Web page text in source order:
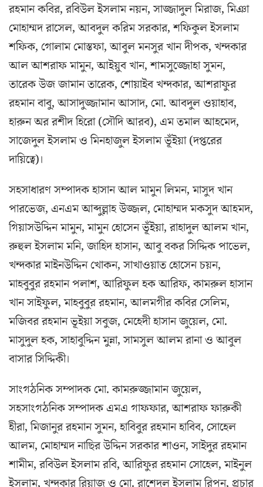
রহমান কবির, রবিউল ইসলাম নয়ন, সাজ্জাদুল মিরাজ, মিঞা
মোহাম্মদ রাসেল, আবদুল করিম সরকার, শফিকুল ইসলাম
শফিক, গোলাম মোস্তফা, আবুল মনসুর খান দীপক, খন্দকার
আল আশরাফ মামুন, আইয়ুব খান, শামসুজ্জোহা সুমন,
তারেক উজ জামান তারেক, শোয়াইব খন্দকার, আশরাফুর
রহমান বাবু, আসাদুজ্জামান আসাদ, মো. আবদুল ওয়াহাব,
হারুন অর রশীদ হিরো (সৌদি আরব), এম তমাল আহমেদ,
সাজেদুল ইসলাম ও মিনহাজুল ইসলাম ভূঁইয়া (দপ্তরের
দায়িত্বে)।
সহসাধারণ সম্পাদক হাসান আল মামুন লিমন, মাসুদ খান
পারভেজ, এনএম আব্দুল্লাহ উজ্জল, মোহাম্মদ মকসুদ আহমদ,
গিয়াসউদ্দিন মামুন, মামুন হোসেন ভূঁইয়া, রাহাদুল আলম খান,
রুহুল ইসলাম মনি, জাহিদ হাসান, আবু বকর সিদ্দিক পাভেল,
খন্দকার মাইনউদ্দিন খোকন, সাখাওয়াত হোসেন চয়ন,
মাহবুবুর রহমান পলাশ, আরিফুল হক আরিফ, কামরুল হাসান
খান সাইফুল, মাহবুবুর রহমান, আলমগীর কবির সেলিম,
মজিবর রহমান ভূইয়া সবুজ, মেহেদী হাসান জুয়েল, মো.
মাসুদুল হক, সাহাবুদ্দিন মুন্না, সামসুল আলম রানা ও আবুল
বাসার সিদ্দিকী।
সাংগঠনিক সম্পাদক মো. কামরুজ্জামান জুয়েল,
সহসাংগঠনিক সম্পাদক এমএ গাফফার, আশরাফ ফারুকী
হীরা, মিজানুর রহমান সুমন, হাবিবুর রহমান হাবিব, সোহেল
আলম, মোহাম্মদ নাছির উদ্দিন সরকার শাওন, সাইদুর রহমান
শামীম, রবিউল ইসলাম রবি, আরিফুর রহমান সোহেল, মাইনুল
ইসলাম, খন্দকার রিয়াজ ও মো. রাশেদুল ইসলাম রিপন, প্রচার